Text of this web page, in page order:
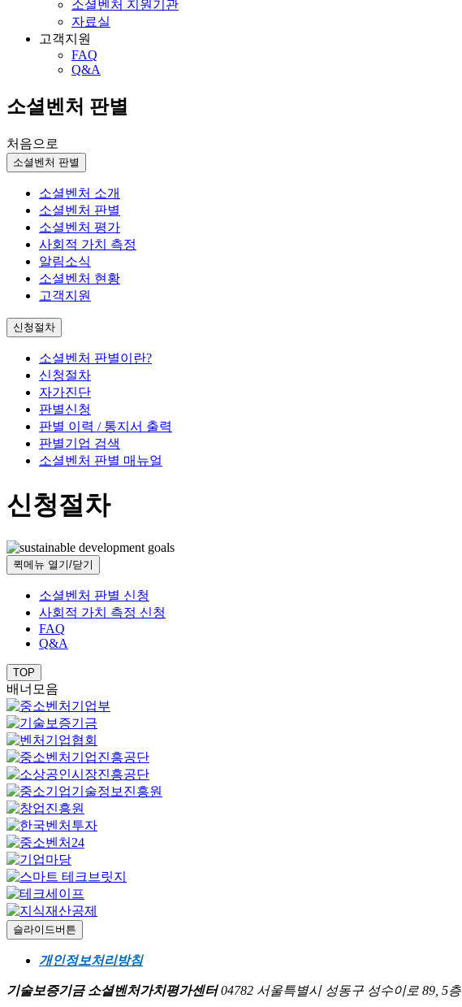
소셜벤처 지원기관
자료실
고객지원
FAQ
Q&A
소셜벤처 판별
처음으로
소셜벤처 판별
소셜벤처 소개
소셜벤처 판별
소셜벤처 평가
사회적 가치 측정
알림소식
소셜벤처 현황
고객지원
신청절차
소셜벤처 판별이란?
신청절차
자가진단
판별신청
판별 이력 / 통지서 출력
판별기업 검색
소셜벤처 판별 매뉴얼
신청절차
퀵메뉴 열기/닫기
소셜벤처 판별 신청
사회적 가치 측정 신청
FAQ
Q&A
TOP
배너모음
슬라이드버튼
개인정보처리방침
기술보증기금 소셜벤처가치평가센터04782 서울특별시 성동구 성수이로 89, 5층